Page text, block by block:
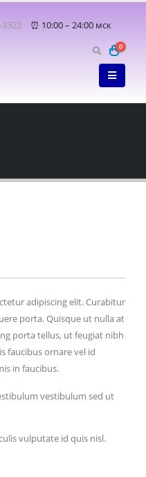
⏰ 10:00 – 24:00 мск
0
adipiscing elit. Curabitur
porta. Quisque ut nulla at
porta tellus, ut feugiat nibh
faucibus ornare vel id
in faucibus.
vestibulum sed ut
vulputate id quis nisl.